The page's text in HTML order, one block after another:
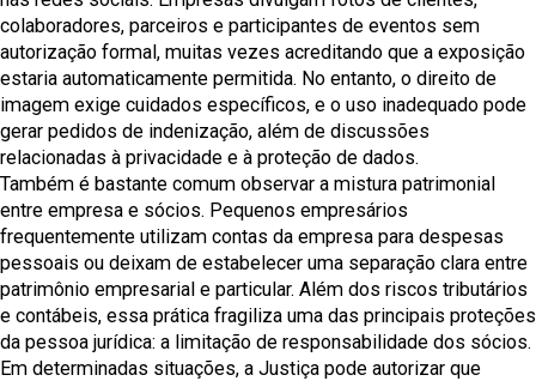
colaboradores, parceiros e participantes de eventos sem
autorização formal, muitas vezes acreditando que a exposição
estaria automaticamente permitida. No entanto, o direito de
imagem exige cuidados específicos, e o uso inadequado pode
gerar pedidos de indenização, além de discussões
relacionadas à privacidade e à proteção de dados.
Também é bastante comum observar a mistura patrimonial
entre empresa e sócios. Pequenos empresários
frequentemente utilizam contas da empresa para despesas
pessoais ou deixam de estabelecer uma separação clara entre
patrimônio empresarial e particular. Além dos riscos tributários
e contábeis, essa prática fragiliza uma das principais proteções
da pessoa jurídica: a limitação de responsabilidade dos sócios.
Em determinadas situações, a Justiça pode autorizar que